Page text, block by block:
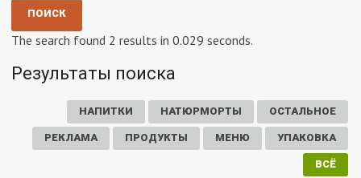
The search found 2 results in 0.029 seconds.
Результаты поиска
ОСТАЛЬНОЕ
НАТЮРМОРТЫ
НАПИТКИ
УПАКОВКА
МЕНЮ
ПРОДУКТЫ
РЕКЛАМА
ВСЁ